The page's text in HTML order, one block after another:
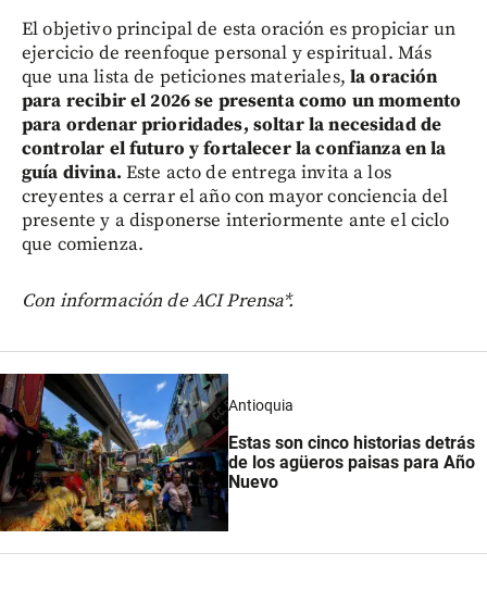
El objetivo principal de esta oración es propiciar un
ejercicio de reenfoque personal y espiritual. Más
que una lista de peticiones materiales, la oración
para recibir el 2026 se presenta como un momento
para ordenar prioridades, soltar la necesidad de
controlar el futuro y fortalecer la confianza en la
guía divina. Este acto de entrega invita a los
creyentes a cerrar el año con mayor conciencia del
presente y a disponerse interiormente ante el ciclo
que comienza.
Con información de ACI Prensa*.
Antioquia
Estas son cinco historias detrás
de los agüeros paisas para Año
Nuevo